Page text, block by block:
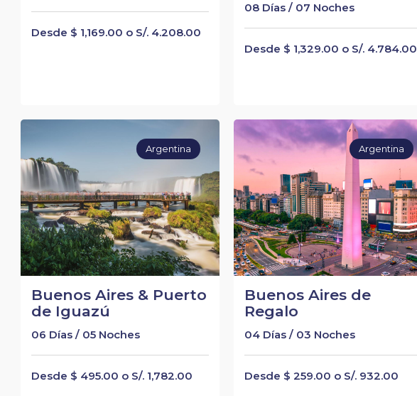
Desde $ 1,169.00 o S/. 4.208.00
08 Días / 07 Noches
Desde $ 1,329.00 o S/. 4.784.00
Buenos Aires & Puerto
de Iguazú
06 Días / 05 Noches
Desde $ 495.00 o S/. 1,782.00
Argentina
Buenos Aires de
Regalo
04 Días / 03 Noches
Desde $ 259.00 o S/. 932.00
Argentina